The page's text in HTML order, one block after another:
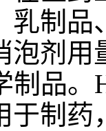
乳制品
泡剂用
制品。
于制